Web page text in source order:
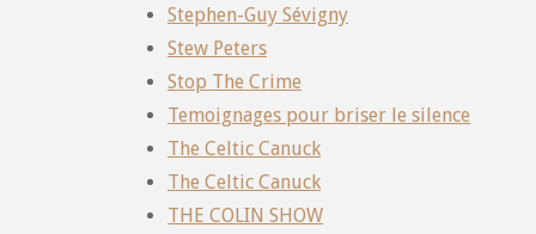
Stephen-Guy Sévigny
Stew Peters
Stop The Crime
Temoignages pour briser le silence
The Celtic Canuck
The Celtic Canuck
THE COLIN SHOW